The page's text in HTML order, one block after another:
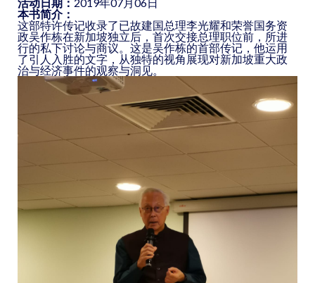
本书简介：
这部特许传记收录了已故建国总理李光耀和荣誉国务资
政吴作栋在新加坡独立后，首次交接总理职位前，所进
行的私下讨论与商议。这是吴作栋的首部传记，他运用
了引人入胜的文字，从独特的视角展现对新加坡重大政
治与经济事件的观察与洞见。